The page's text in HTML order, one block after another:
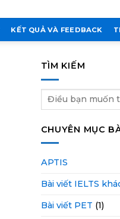
KẾT QUẢ VÀ FEEDBACK
TÌM KIẾM
CHUYÊN MỤC
APTIS
Bài viết IELTS
Bài viết PET (1)